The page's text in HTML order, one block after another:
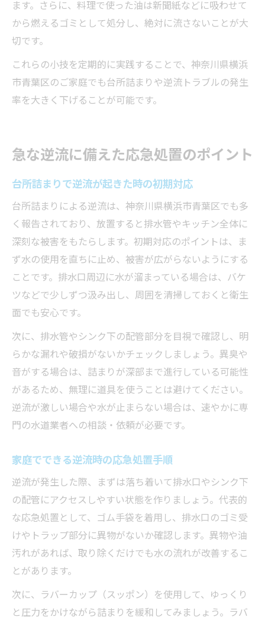
ます。さらに、料理で使った油は新聞紙などに吸わせて
から燃えるゴミとして処分し、絶対に流さないことが大
切です。
これらの小技を定期的に実践することで、神奈川県横浜
市青葉区のご家庭でも台所詰まりや逆流トラブルの発生
率を大きく下げることが可能です。
急な逆流に備えた応急処置のポイント
台所詰まりで逆流が起きた時の初期対応
台所詰まりによる逆流は、神奈川県横浜市青葉区でも多
く報告されており、放置すると排水管やキッチン全体に
深刻な被害をもたらします。初期対応のポイントは、ま
ず水の使用を直ちに止め、被害が広がらないようにする
ことです。排水口周辺に水が溜まっている場合は、バケ
ツなどで少しずつ汲み出し、周囲を清掃しておくと衛生
面でも安心です。
次に、排水管やシンク下の配管部分を目視で確認し、明
らかな漏れや破損がないかチェックしましょう。異臭や
音がする場合は、詰まりが深部まで進行している可能性
があるため、無理に道具を使うことは避けてください。
逆流が激しい場合や水が止まらない場合は、速やかに専
門の水道業者への相談・依頼が必要です。
家庭でできる逆流時の応急処置手順
逆流が発生した際、まずは落ち着いて排水口やシンク下
の配管にアクセスしやすい状態を作りましょう。代表的
な応急処置として、ゴム手袋を着用し、排水口のゴミ受
けやトラップ部分に異物がないか確認します。異物や油
汚れがあれば、取り除くだけでも水の流れが改善するこ
とがあります。
次に、ラバーカップ（スッポン）を使用して、ゆっくり
と圧力をかけながら詰まりを緩和してみましょう。ラバ